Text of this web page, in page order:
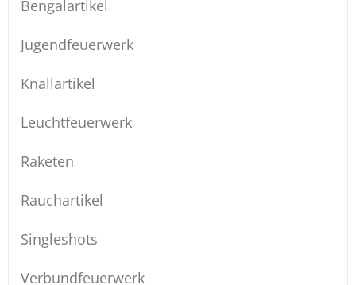
Bengalartikel
Jugendfeuerwerk
Knallartikel
Leuchtfeuerwerk
Raketen
Rauchartikel
Singleshots
Verbundfeuerwerk